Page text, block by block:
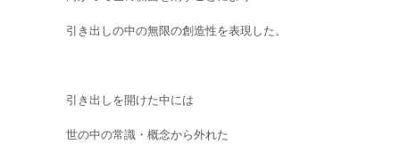
引き出しの中の無限の創造性を表現した。
引き出しを開けた中には
世の中の常識・概念から外れた